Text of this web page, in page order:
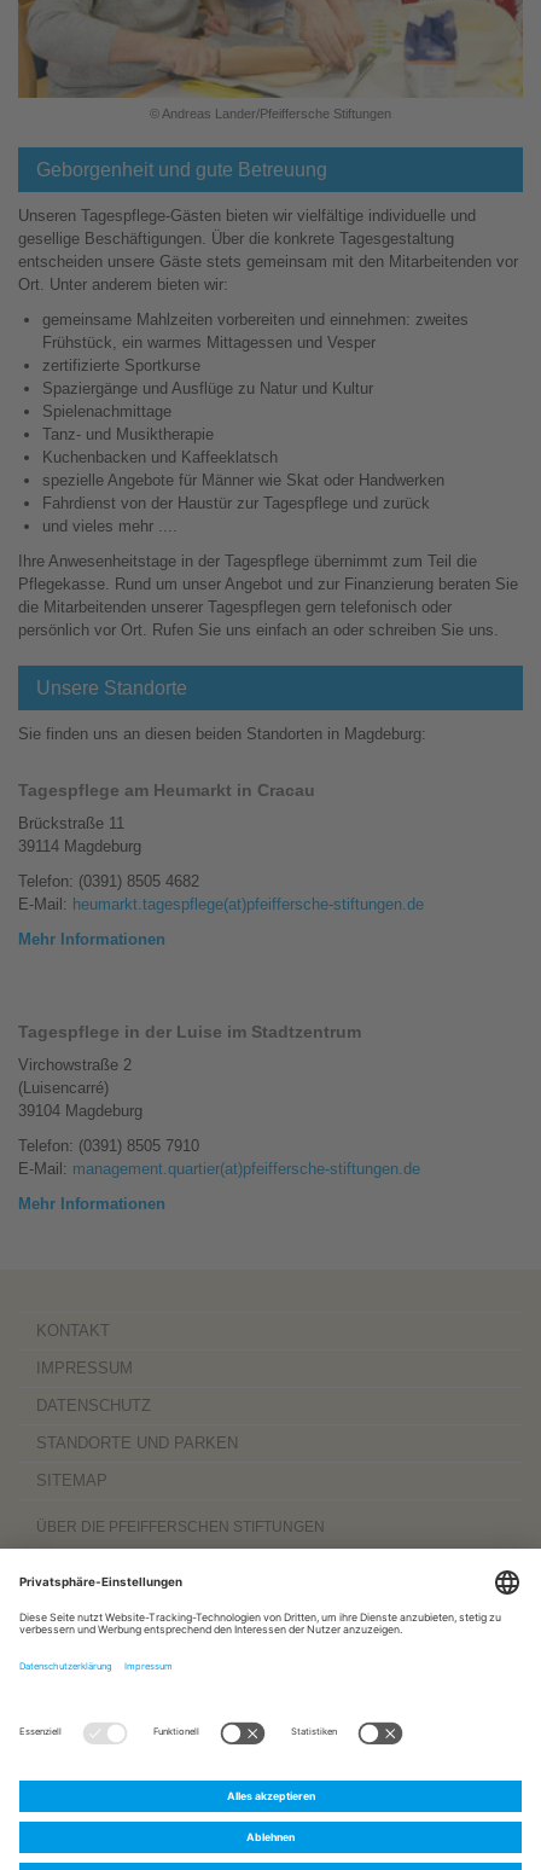
© Andreas Lander/Pfeiffersche Stiftungen
Geborgenheit und gute Betreuung
Unseren Tagespflege-Gästen bieten wir vielfältige individuelle und
gesellige Beschäftigungen. Über die konkrete Tagesgestaltung
entscheiden unsere Gäste stets gemeinsam mit den Mitarbeitenden vor
Ort. Unter anderem bieten wir:
gemeinsame Mahlzeiten vorbereiten und einnehmen: zweites
Frühstück, ein warmes Mittagessen und Vesper
zertifizierte Sportkurse
Spaziergänge und Ausflüge zu Natur und Kultur
Spielenachmittage
Tanz- und Musiktherapie
Kuchenbacken und Kaffeeklatsch
spezielle Angebote für Männer wie Skat oder Handwerken
Fahrdienst von der Haustür zur Tagespflege und zurück
und vieles mehr ....
Ihre Anwesenheitstage in der Tagespflege übernimmt zum Teil die
Pflegekasse. Rund um unser Angebot und zur Finanzierung beraten Sie
die Mitarbeitenden unserer Tagespflegen gern telefonisch oder
persönlich vor Ort. Rufen Sie uns einfach an oder schreiben Sie uns.
Unsere Standorte
Sie finden uns an diesen beiden Standorten in Magdeburg:
Tagespflege am Heumarkt in Cracau
Brückstraße 11
39114 Magdeburg
Telefon: (0391) 8505 4682
E-Mail: heumarkt.tagespflege(at)pfeiffersche-stiftungen.de
Mehr Informationen
Tagespflege in der Luise im Stadtzentrum
Virchowstraße 2
(Luisencarré)
39104 Magdeburg
Telefon: (0391) 8505 7910
E-Mail: management.quartier(at)pfeiffersche-stiftungen.de
Mehr Informationen
KONTAKT
IMPRESSUM
DATENSCHUTZ
STANDORTE UND PARKEN
SITEMAP
ÜBER DIE PFEIFFERSCHEN STIFTUNGEN
Komplexträger und bieten
Menschen mit Behinderung, außerdemWerkstättenmit ca. 600 Beschäftigten
hinaus sind sie zu 100 Prozent am
www.pfeiffersche-stiftungen.de
ZERTIFIZIERUNG FOLGEN SIE UNS AUF:
Pfeiffersche